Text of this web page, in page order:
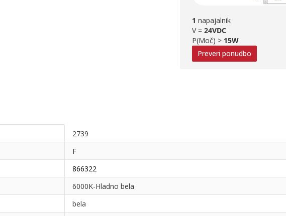
1 napajalnik
V =24VDC
P(Moč) > 15W
Preveri ponudbo
2739
F
866322
6000K-Hladno bela
bela